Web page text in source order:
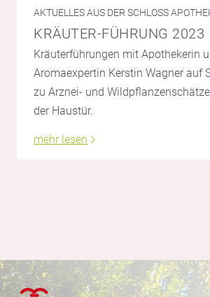
AKTUELLES AUS DER SCHLOSS
KRÄUTER-FÜHRUNG 2023
Kräuterführungen mit Apothekerin
Aromaexpertin Kerstin Wagner auf
zu Arznei- und
der Haustür.
mehr lesen